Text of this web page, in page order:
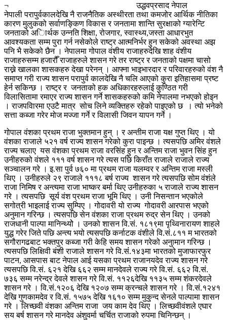
¬ उद्धवप्रसाद नेपाल
नेपाली परापुर्वकालदेखि नै राजनैतिक अस्थीरता तथा कमजोर आर्थिक नीतिका
कारण मुलुकको सर्वाणङ्किण विकास र जनतामा शान्ति सुरक्षाको ग्यारेन्टि
जनताको अािर्थक उन्नति शिक्षा, रोजगार, स्वास्थ्य,जस्ता आधारभुत
आवश्यकता सम्म पुरा गर्न नसेकोले राष्ट्र आत्मनिर्भर हुन सकेको अवस्था अझ
पनि भै सकेको छैन । नेपालमा गोपाल वंशीय राजाहरुदेखि शाह वंशीय
राजाहरुसम्म हजारौँ राजाहरुले शासन गरे तर राष्ट्र र जनताको पक्षमा चासो
राख्ने खालका शासकहरु देखा परेनन् । आफ्ना भाइभारदार र परिवारहरुको वंश नै
समाप्त गरी राज्य शासन परापुर्व कालदेखि नै चलि आएको कुरा इतिहासमा प्रष्ट
हेर्न सकिन्छ । राष्ट्र र जनताको हक अधिकारहरुलाई कुण्ठित गरी
विलासितामा रमाएर राज्य शासन गर्ने शासकहरुको कमि नेपालमा नभएको होइन
। राजपविारमा एउटै मात्र सोच लिने व्यक्तिहरु रहेको पाइएको छ । त्यो भनेको
सत्ता कब्जा गरेर मोज मज्जा गर्ने र विलासी जिवन यापन गर्ने ।
गोपाल वंशका प्रथम राजा भुक्तमान हुन् । र अन्तीम राजा यक्ष गुप्त थिए । यो
वंशका राजाले ५२१ वर्ष राज्य शासन गरेको कुरा पाइन्छ । त्यसपछि अमिर वंशले
राज्य चलाए यस वंशका प्रथम राजा वरसिंह हुन र अन्तिम राजा भुवन सिंह हुन
उनीहरुको वंशले १११ वर्ष शासन गरे त्यस पछि किराँत राजाले राजाले राज्य
सञ्चालन गरे । इ.सा पुर्व ७६० मा प्रथम राजा यलम्वर र अन्तिम राजा मस्ली
थिए । उनीहरुले २९ राजाले १११८ बर्ष राज्य शासन गरे त्यसपछि सोम वंशंले
राजा निमिष र अन्त्यमा राजा भाष्कर बर्मा थिए उनीहरुका ५ राजाले राज्य शासन
गरे । त्यसपछि सूर्य वंश प्रथम राजा भूमि थिए । उनी निसन्तान भएकोले
सगोत्री भाइलाई राज्य सुम्पिए । गोदावरी यो राज्य गोदावरी आरपास भएको
अनुमान गरिन्छ । त्यसपछि सेन वंशका राजा प्रथम रुद्र सेन थिए । उनको
राजधानी पाल्पा मानिन्थ्योे । उनको शासन वि.सं. १८१९मा पृथ्विनारायण शाहले
युद्ध गरेर जिते पछि अन्त्य भयो त्यसपछि कर्नाटक वंशीले वि.सं.८११ म भारतको
सगौरागढबाट भक्तपुर कब्जा गरी केहि समय शासन गरेको अनुामान गरिन्छ ।
त्यसपछि लिक्षिवी बंशी राजाले शासन गरे वि.संं.१४३मा भारतको मुजाफारफुर
पाटन, आसपास बाट नेपाल आई यसका प्रथम राजानयदेव राज्य शासन गरे
त्यसपछि वि.सं. ६२१ देखि ६६२ सम्म मानदेवले राज्य गरे वि.सं. ६६२ वि.सं.
७३६ सम्म नरेन्द्र देवले शासन गरे वि.सं. ११२६देखि ११३५ सम्म शंकरदेवले
शासन गरे । वि.सं.१२०६ देखि १२०७ सम्म क्रन्चले शासन गरे । वि.सं.१२४१
देखि गुणकामदेव र वि.सं. १५७५ देखि १६१० सम्म मुकु्न्द सेनले पाल्पामा शासन
गरे । लिच्छवी वंशका अन्तिम राजा जय काम देव थिए । लिच्छवीवंशले एघार
सय बर्ष शासन गरे मानदेव अंशुवर्मा चर्चित राजाको रुपमा चिनिन्छन् ।